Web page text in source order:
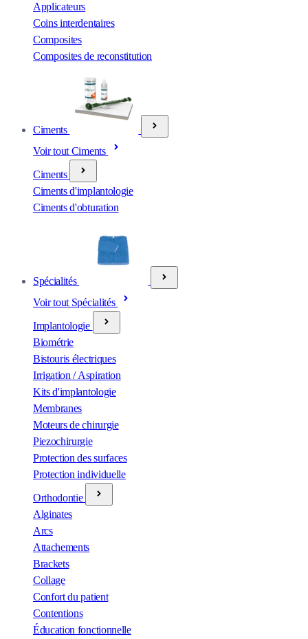
Applicateurs
Coins interdentaires
Composites
Composites de reconstitution
Ciments
Voir tout Ciments
Ciments
Ciments d'implantologie
Ciments d'obturation
Spécialités
Voir tout Spécialités
Implantologie
Biométrie
Bistouris électriques
Irrigation / Aspiration
Kits d'implantologie
Membranes
Moteurs de chirurgie
Piezochirurgie
Protection des surfaces
Protection individuelle
Orthodontie
Alginates
Arcs
Attachements
Brackets
Collage
Confort du patient
Contentions
Éducation fonctionnelle